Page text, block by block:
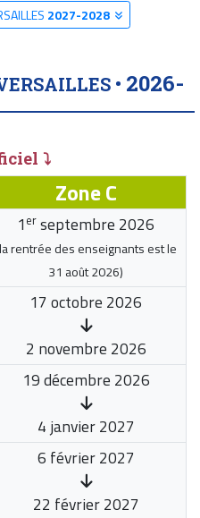
2027-2028
• 2026-
⤵
Zone C
1 er septembre 2026
rentrée des enseignants est le
31 août 2026)
17 octobre 2026
2 novembre 2026
19 décembre 2026
4 janvier 2027
6 février 2027
22 février 2027